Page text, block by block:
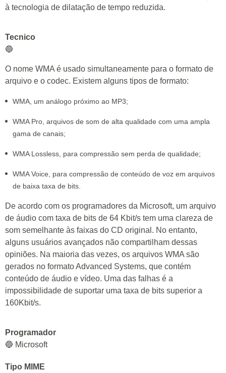
à tecnologia de dilatação de tempo reduzida.
Tecnico
🔵
O nome WMA é usado simultaneamente para o formato de
arquivo e o codec. Existem alguns tipos de formato:
WMA, um análogo próximo ao MP3;
WMA Pro, arquivos de som de alta qualidade com uma ampla
gama de canais;
WMA Lossless, para compressão sem perda de qualidade;
WMA Voice, para compressão de conteúdo de voz em arquivos
de baixa taxa de bits.
De acordo com os programadores da Microsoft, um arquivo
de áudio com taxa de bits de 64 Kbit/s tem uma clareza de
som semelhante às faixas do CD original. No entanto,
alguns usuários avançados não compartilham dessas
opiniões. Na maioria das vezes, os arquivos WMA são
gerados no formato Advanced Systems, que contém
conteúdo de áudio e vídeo. Uma das falhas é a
impossibilidade de suportar uma taxa de bits superior a
160Kbit/s.
Programador
🔵 Microsoft
Tipo MIME